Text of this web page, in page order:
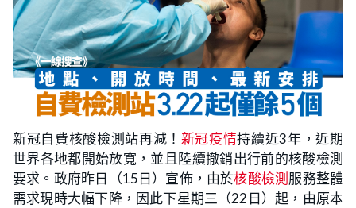
新冠自費核酸檢測站再減！ 新冠疫情持續近3年，近期
世界各地都開始放寬，並且陸續撤銷出行前的核酸檢測
要求。政府昨日（15日）宣佈，由於核酸檢測 服務整體
需求現時大幅下降，因此下星期三（22日）起，由原本